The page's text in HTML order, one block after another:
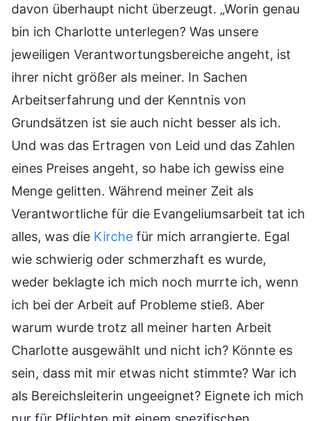
davon überhaupt nicht überzeugt. „Worin genau
bin ich Charlotte unterlegen? Was unsere
jeweiligen Verantwortungsbereiche angeht, ist
ihrer nicht größer als meiner. In Sachen
Arbeitserfahrung und der Kenntnis von
Grundsätzen ist sie auch nicht besser als ich.
Und was das Ertragen von Leid und das Zahlen
eines Preises angeht, so habe ich gewiss eine
Menge gelitten. Während meiner Zeit als
Verantwortliche für die Evangeliumsarbeit tat ich
alles, was die Kirche für mich arrangierte. Egal
wie schwierig oder schmerzhaft es wurde,
weder beklagte ich mich noch murrte ich, wenn
ich bei der Arbeit auf Probleme stieß. Aber
warum wurde trotz all meiner harten Arbeit
Charlotte ausgewählt und nicht ich? Könnte es
sein, dass mit mir etwas nicht stimmte? War ich
als Bereichsleiterin ungeeignet? Eignete ich mich